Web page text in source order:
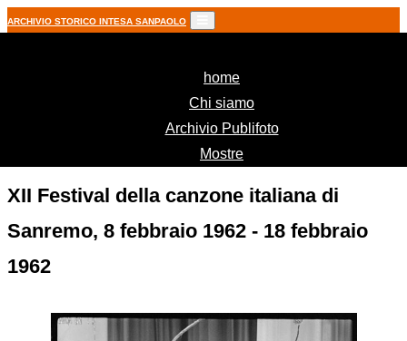
ARCHIVIO STORICO INTESA SANPAOLO
home(current)
Chi siamo
Archivio Publifoto
Mostre
XII Festival della canzone italiana di
Sanremo, 8 febbraio 1962 - 18 febbraio
1962